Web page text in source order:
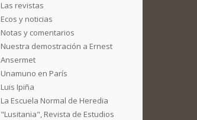
Las revistas
Ecos y noticias
Notas y comentarios
Nuestra demostración a Ernest
Ansermet
Unamuno en París
Luis Ipiña
La Escuela Normal de Heredia
"Lusitania", Revista de Estudios